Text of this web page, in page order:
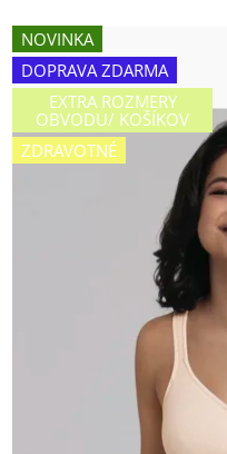
NOVINKA
DOPRAVA ZDARMA
EXTRA ROZMERY
OBVODU/ KOŠÍKOV
ZDRAVOTNÉ